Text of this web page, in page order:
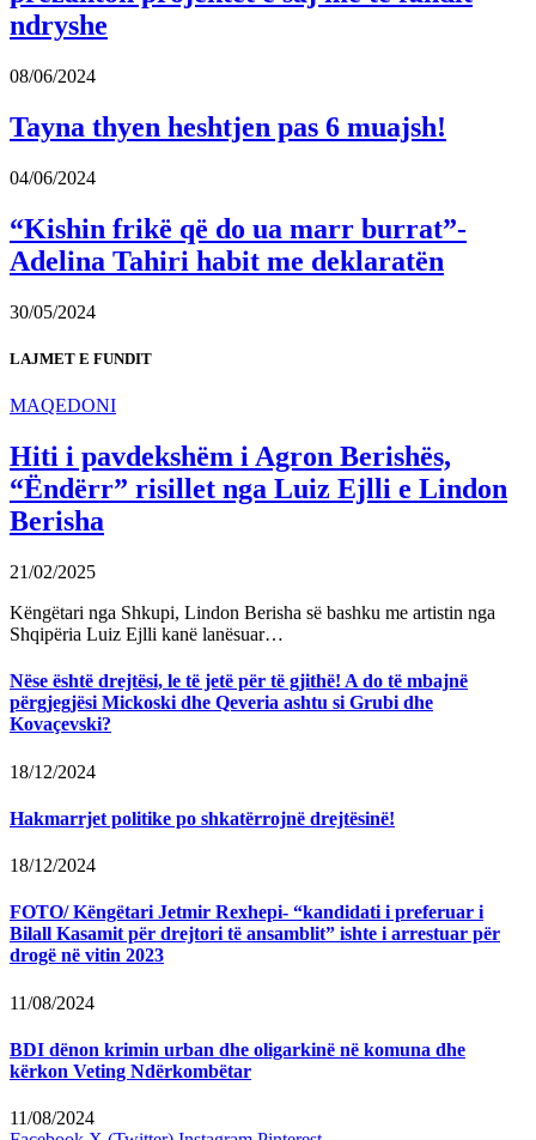
ndryshe
08/06/2024
Tayna thyen heshtjen pas 6 muajsh!
04/06/2024
“Kishin frikë që do ua marr burrat”-
Adelina Tahiri habit me deklaratën
30/05/2024
LAJMET E FUNDIT
MAQEDONI
Hiti i pavdekshëm i Agron Berishës,
“Ëndërr” risillet nga Luiz Ejlli e Lindon
Berisha
21/02/2025
Këngëtari nga Shkupi, Lindon Berisha së bashku me artistin nga
Shqipëria Luiz Ejlli kanë lanësuar…
Nëse është drejtësi, le të jetë për të gjithë! A do të mbajnë
përgjegjësi Mickoski dhe Qeveria ashtu si Grubi dhe
Kovaçevski?
18/12/2024
Hakmarrjet politike po shkatërrojnë drejtësinë!
18/12/2024
FOTO/ Këngëtari Jetmir Rexhepi- “kandidati i preferuar i
Bilall Kasamit për drejtori të ansamblit” ishte i arrestuar për
drogë në vitin 2023
11/08/2024
BDI dënon krimin urban dhe oligarkinë në komuna dhe
kërkon Veting Ndërkombëtar
11/08/2024